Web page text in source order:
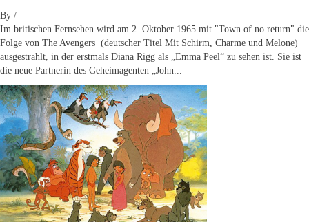
By /
Im britischen Fernsehen wird am 2. Oktober 1965 mit "Town of no return" die
Folge von The Avengers (deutscher Titel Mit Schirm, Charme und Melone)
ausgestrahlt, in der erstmals Diana Rigg als „Emma Peel“ zu sehen ist. Sie ist
die neue Partnerin des Geheimagenten „John...